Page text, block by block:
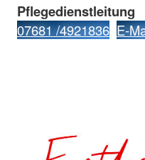
Pflegedienstleitung
07681 /4921836 E-